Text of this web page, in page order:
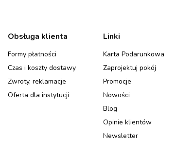
Linki w stopce
Obsługa klienta
Formy płatności
Czas i koszty dostawy
Zwroty, reklamacje
Oferta dla instytucji
Linki
Karta Podarunkowa
Zaprojektuj pokój
Promocje
Nowości
Blog
Opinie klientów
Newsletter